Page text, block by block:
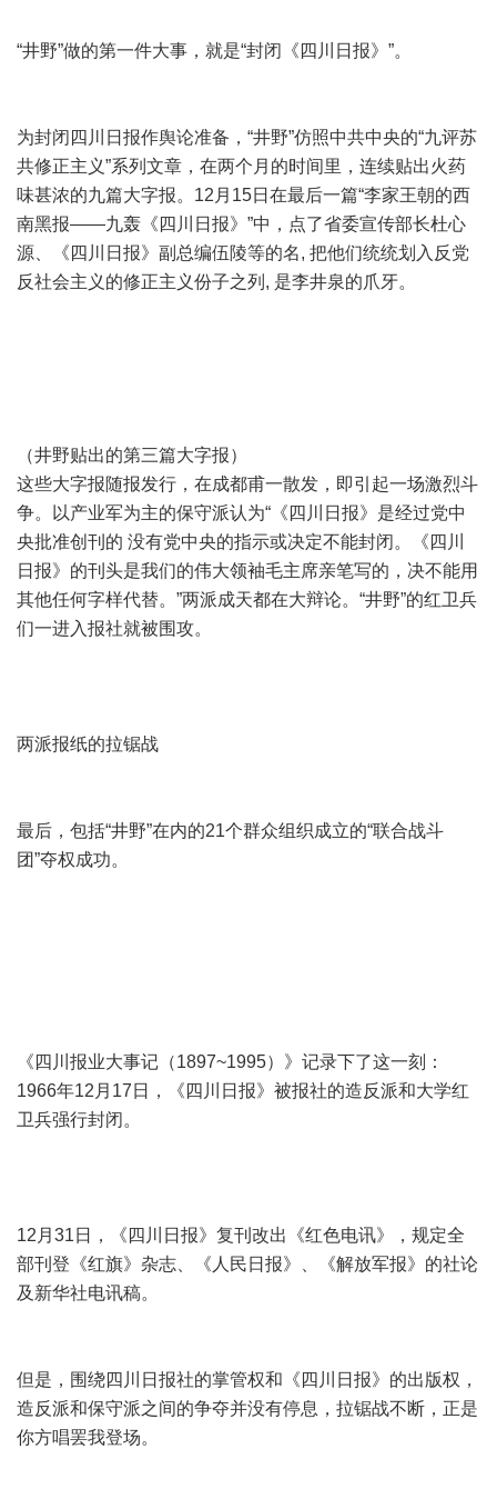
“井野”做的第一件大事，就是“封闭《四川日报》”。
为封闭四川日报作舆论准备，“井野”仿照中共中央的“九评苏
共修正主义”系列文章，在两个月的时间里，连续贴出火药
味甚浓的九篇大字报。12月15日在最后一篇“李家王朝的西
南黑报——九轰《四川日报》”中，点了省委宣传部长杜心
源、《四川日报》副总编伍陵等的名, 把他们统统划入反党
反社会主义的修正主义份子之列, 是李井泉的爪牙。
（井野贴出的第三篇大字报）
这些大字报随报发行，在成都甫一散发，即引起一场激烈斗
争。以产业军为主的保守派认为“《四川日报》是经过党中
央批准创刊的 没有党中央的指示或决定不能封闭。《四川
日报》的刊头是我们的伟大领袖毛主席亲笔写的，决不能用
其他任何字样代替。”两派成天都在大辩论。“井野”的红卫兵
们一进入报社就被围攻。
两派报纸的拉锯战
最后，包括“井野”在内的21个群众组织成立的“联合战斗
团”夺权成功。
《四川报业大事记（1897~1995）》记录下了这一刻：
1966年12月17日，《四川日报》被报社的造反派和大学红
卫兵强行封闭。
12月31日，《四川日报》复刊改出《红色电讯》，规定全
部刊登《红旗》杂志、《人民日报》、《解放军报》的社论
及新华社电讯稿。
但是，围绕四川日报社的掌管权和《四川日报》的出版权，
造反派和保守派之间的争夺并没有停息，拉锯战不断，正是
你方唱罢我登场。